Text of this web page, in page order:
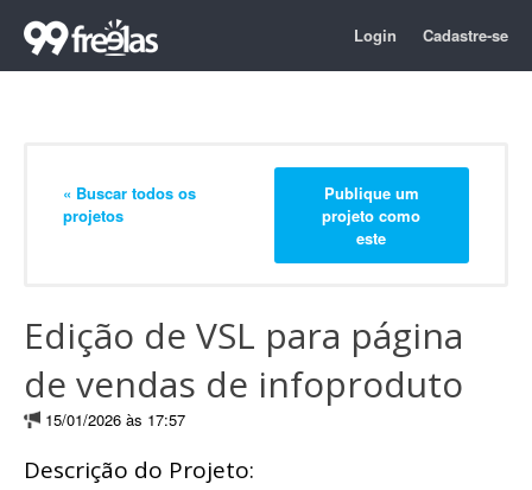
Login Cadastre-se
« Buscar todos os
projetos
Publique um
projeto como
este
Edição de VSL para página
de vendas de infoproduto
15/01/2026 às 17:57
Descrição do Projeto: